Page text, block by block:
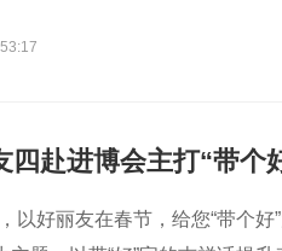
四赴进博会主打“带个
以好丽友在春节，给您“带个好